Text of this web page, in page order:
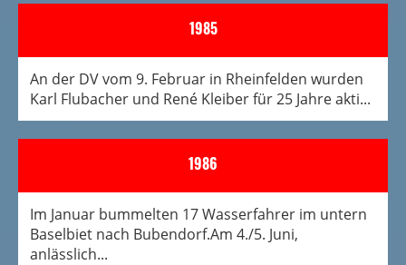
1985
An der DV vom 9. Februar in Rheinfelden wurden
Karl Flubacher und René Kleiber für 25 Jahre akti...
1986
Im Januar bummelten 17 Wasserfahrer im untern
Baselbiet nach Bubendorf.Am 4./5. Juni,
anlässlich...